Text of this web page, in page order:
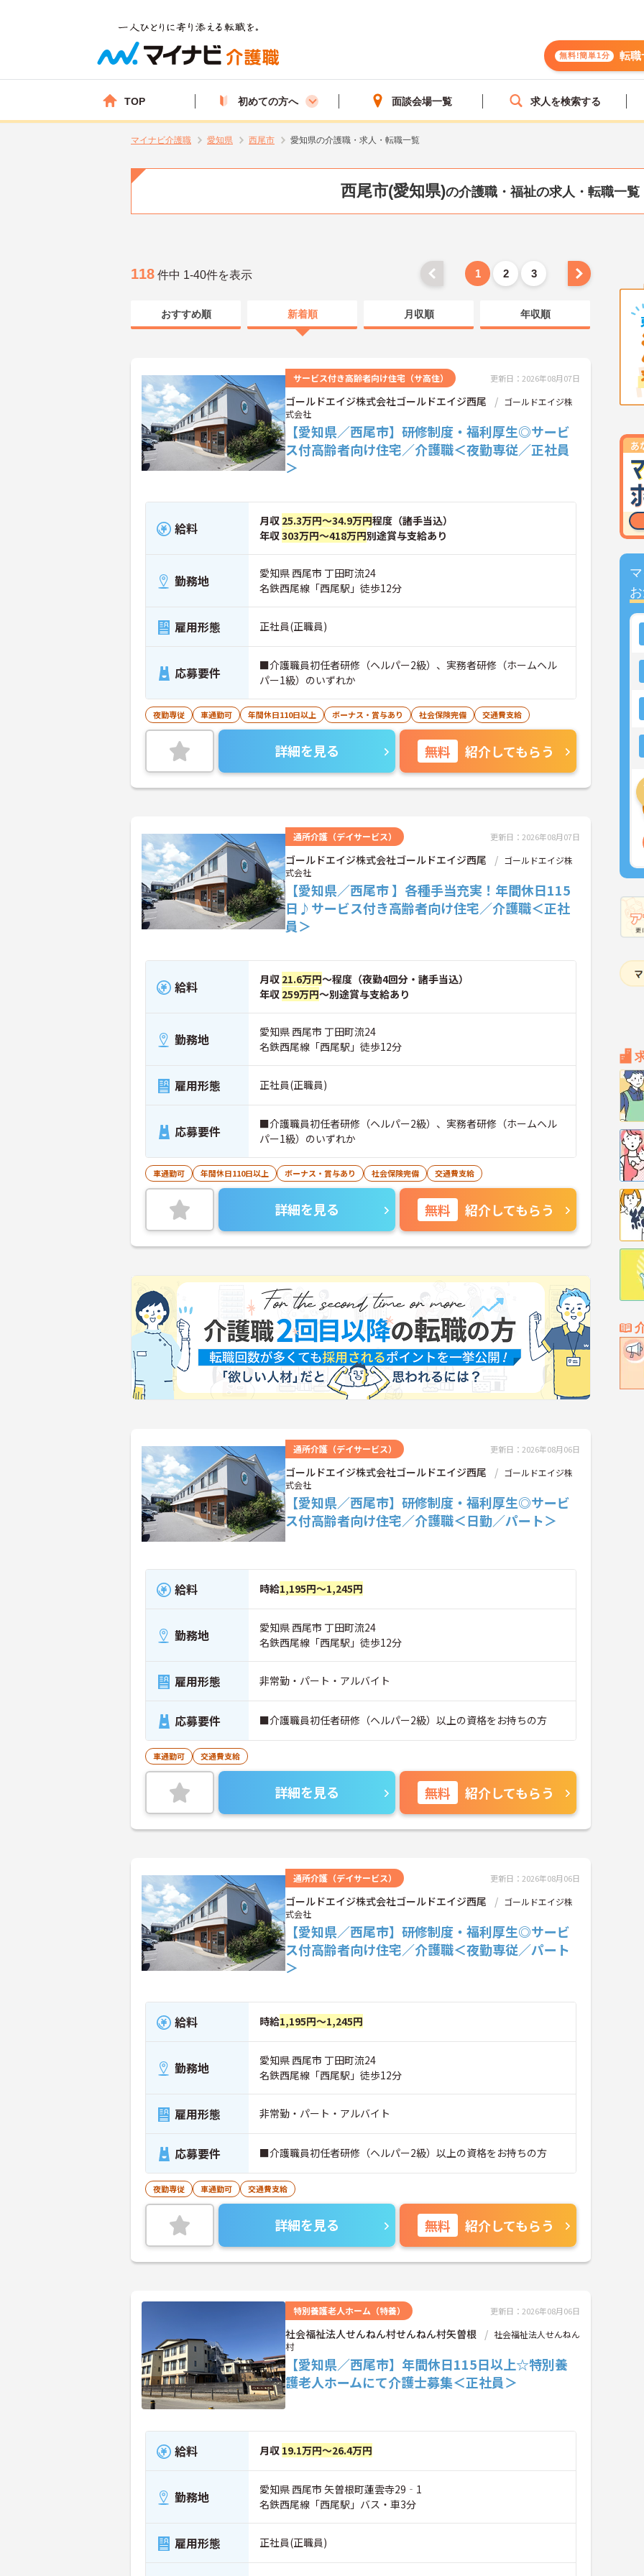
無料!簡単1分 転職
TOP 初めての方へ 面談会場一覧 求人を検索する
マイナビ介護職 愛知県 西尾市 愛知県の介護職・求人・転職一覧
西尾市(愛知県)の介護職・福祉の求人・転職一覧
118 件中 1-40件を表示 1 2 3
おすすめ順 新着順 月収順 年収順
サービス付き高齢者向け住宅（サ高住） 更新日：2026年08月07日
ゴールドエイジ株式会社ゴールドエイジ西尾
ゴールドエイジ株
式会社
【愛知県／西尾市】研修制度・福利厚生◎サービ
ス付高齢者向け住宅／介護職＜夜勤専従／正社員
＞
給料 月収 25.3万円～34.9万円程度（諸手当込）
年収303万円～418万円別途賞与支給あり
勤務地
愛知県 西尾市 丁田町流24
名鉄西尾線「西尾駅」徒歩12分
雇用形態 正社員(正職員)
応募要件
■介護職員初任者研修（ヘルパー2級）、実務者研修（ホームヘル
パー1級）のいずれか
夜勤専従 車通勤可 年間休日110日以上 ボーナス・賞与あり 社会保険完備 交通費支給
詳細を見る 無料 紹介してもらう
通所介護（デイサービス） 更新日：2026年08月07日
ゴールドエイジ株式会社ゴールドエイジ西尾
ゴールドエイジ株
式会社
【愛知県／西尾市 】各種手当充実！年間休日115
日♪サービス付き高齢者向け住宅／介護職＜正社
員＞
給料 月収 21.6万円～程度（夜勤4回分・諸手当込）
年収 259万円～別途賞与支給あり
勤務地
愛知県 西尾市 丁田町流24
名鉄西尾線「西尾駅」徒歩12分
雇用形態 正社員(正職員)
応募要件
■介護職員初任者研修（ヘルパー2級）、実務者研修（ホームヘル
パー1級）のいずれか
車通勤可 年間休日110日以上 ボーナス・賞与あり 社会保険完備 交通費支給
詳細を見る 無料 紹介してもらう
通所介護（デイサービス） 更新日：2026年08月06日
ゴールドエイジ株式会社ゴールドエイジ西尾
ゴールドエイジ株
式会社
【愛知県／西尾市】研修制度・福利厚生◎サービ
ス付高齢者向け住宅／介護職＜日勤／パート＞
給料 時給1,195円～1,245円
勤務地
愛知県 西尾市 丁田町流24
名鉄西尾線「西尾駅」徒歩12分
雇用形態 非常勤・パート・アルバイト
応募要件 ■介護職員初任者研修（ヘルパー2級）以上の資格をお持ちの方
車通勤可 交通費支給
詳細を見る 無料 紹介してもらう
通所介護（デイサービス） 更新日：2026年08月06日
ゴールドエイジ株式会社ゴールドエイジ西尾
ゴールドエイジ株
式会社
【愛知県／西尾市】研修制度・福利厚生◎サービ
ス付高齢者向け住宅／介護職＜夜勤専従／パート
＞
給料 時給1,195円～1,245円
勤務地
愛知県 西尾市 丁田町流24
名鉄西尾線「西尾駅」徒歩12分
雇用形態 非常勤・パート・アルバイト
応募要件 ■介護職員初任者研修（ヘルパー2級）以上の資格をお持ちの方
夜勤専従 車通勤可 交通費支給
詳細を見る 無料 紹介してもらう
特別養護老人ホーム（特養） 更新日：2026年08月06日
社会福祉法人せんねん村せんねん村矢曽根
社会福祉法人せんねん
村
【愛知県／西尾市】年間休日115日以上☆特別養
護老人ホームにて介護士募集＜正社員＞
給料 月収 19.1万円～26.4万円
勤務地
愛知県 西尾市 矢曽根町蓮雲寺29‐1
名鉄西尾線「西尾駅」バス・車3分
雇用形態 正社員(正職員)